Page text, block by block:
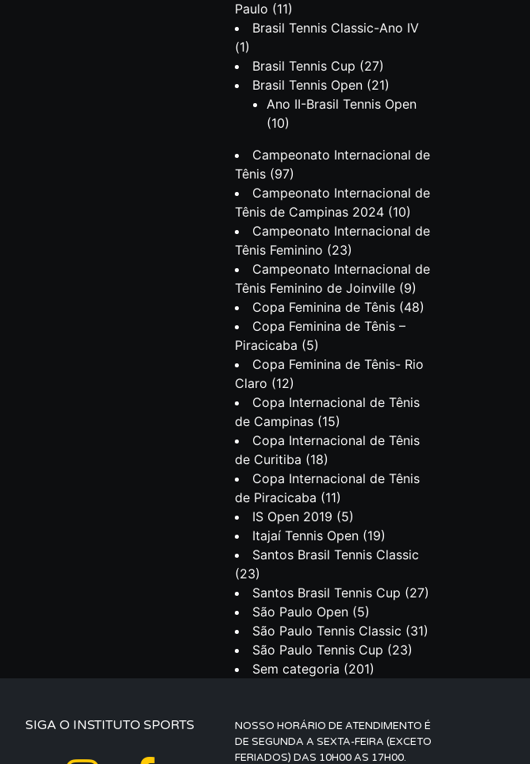
Paulo (11)
Brasil Tennis Classic-Ano IV
(1)
Brasil Tennis Cup (27)
Brasil Tennis Open (21)
Ano II-Brasil Tennis Open
(10)
Campeonato Internacional de
Tênis (97)
Campeonato Internacional de
Tênis de Campinas 2024 (10)
Campeonato Internacional de
Tênis Feminino (23)
Campeonato Internacional de
Tênis Feminino de Joinville (9)
Copa Feminina de Tênis (48)
Copa Feminina de Tênis –
Piracicaba (5)
Copa Feminina de Tênis- Rio
Claro (12)
Copa Internacional de Tênis
de Campinas (15)
Copa Internacional de Tênis
de Curitiba (18)
Copa Internacional de Tênis
de Piracicaba (11)
IS Open 2019 (5)
Itajaí Tennis Open (19)
Santos Brasil Tennis Classic
(23)
Santos Brasil Tennis Cup (27)
São Paulo Open (5)
São Paulo Tennis Classic (31)
São Paulo Tennis Cup (23)
Sem categoria (201)
SIGA O INSTITUTO SPORTS
NOSSO HORÁRIO DE ATENDIMENTO É
DE SEGUNDA A SEXTA-FEIRA (EXCETO
FERIADOS) DAS 10H00 AS 17H00.